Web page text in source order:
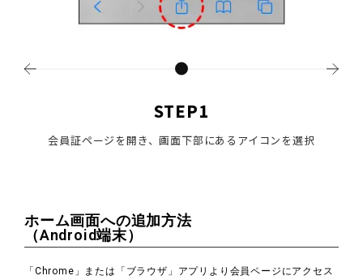
STEP1
会員証ページを開き、画面下部にあるアイコンを選択
ホーム画面への追加方法
（Android端末）
「Chrome」または「ブラウザ」アプリより会員ページにアクセス